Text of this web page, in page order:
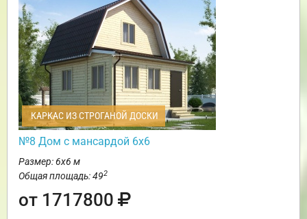
КАРКАС ИЗ СТРОГАНОЙ ДОСКИ
№8 Дом с мансардой 6х6
Размер: 6х6 м
Общая площадь: 492
от 1717800